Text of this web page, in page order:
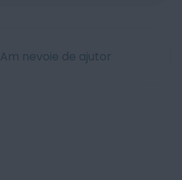
Am nevoie de ajutor